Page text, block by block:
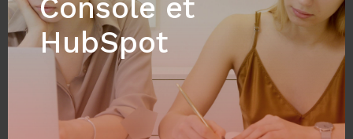
Console et
HubSpot